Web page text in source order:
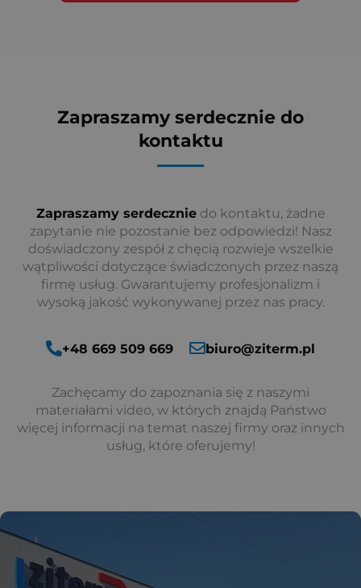
Zapraszamy serdecznie do
kontaktu
Zapraszamy serdeczniedo kontaktu, żadne
zapytanie nie pozostanie bez odpowiedzi! Nasz
doświadczony zespół z chęcią rozwieje wszelkie
wątpliwości dotyczące świadczonych przez naszą
firmę usług. Gwarantujemy profesjonalizm i
wysoką jakość wykonywanej przez nas pracy.
+48 669 509 669 biuro@ziterm.pl
Zachęcamy do zapoznania się z naszymi
materiałami video, w których znajdą Państwo
więcej informacji na temat naszej firmy oraz innych
usług, które oferujemy!